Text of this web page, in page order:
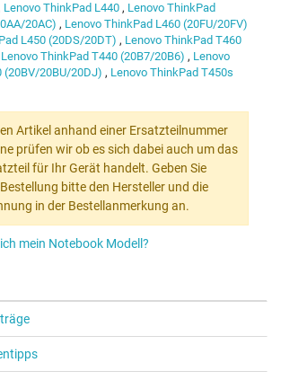
Lenovo ThinkPad L440 , Lenovo ThinkPad
20AC) , Lenovo ThinkPad L460 (20FU/20FV)
L450 (20DS/20DT) , Lenovo ThinkPad T460
Lenovo ThinkPad T440 (20B7/20B6) , Lenovo
(20BV/20BU/20DJ) , Lenovo ThinkPad T450s
Artikel anhand einer Ersatzteilnummer
prüfen wir ob es sich dabei auch um das
für Ihr Gerät handelt. Geben Sie
bitte den Hersteller und die
in der Bestellanmerkung an.
mein Notebook Modell?